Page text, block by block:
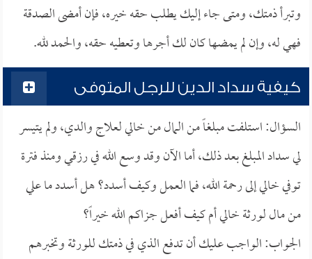
وتبرأ ذمتك، ومتى جاء إليك يطلب حقه خيره، فإن أمضى الصدقة
فهي له، وإن لم يمضها كان لك أجرها وتعطيه حقه، والحمد لله.
كيفية سداد الدين للرجل المتوفى
السؤال: استلفت مبلغاً من المال من خالي لعلاج والدي، ولم يتيسر
لي سداد المبلغ بعد ذلك، أما الآن وقد وسع الله في رزقي ومنذ فترة
توفي خالي إلى رحمة الله، فما العمل وكيف أسدد؟ هل أسدد ما علي
من مال لورثة خالي أم كيف أفعل جزاكم الله خيراً؟
الجواب: الواجب عليك أن تدفع الذي في ذمتك للورثة وتخبرهم